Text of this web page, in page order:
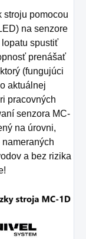
stroju pomocou
na senzore
lopatu spustiť
prenášať
(fungujúci
aktuálnej
pracovných
senzora MC-
na úrovni,
a bez rizika